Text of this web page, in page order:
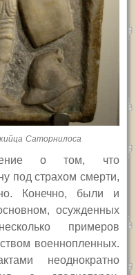
Саторнилоса
о том, что
под страхом смерти,
Конечно, были и
осужденных
примеров
военнопленных.
неоднократно